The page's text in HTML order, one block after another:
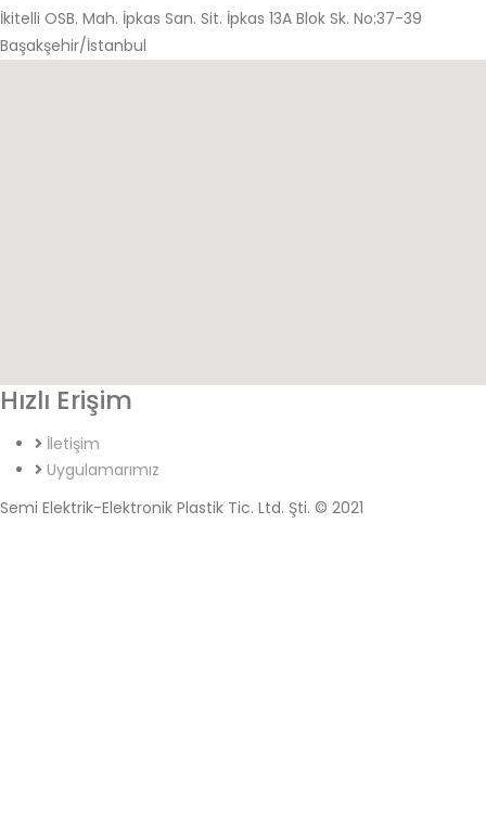
İkitelli OSB. Mah. İpkas San. Sit. İpkas 13A Blok Sk. No:37-39
Başakşehir/İstanbul
Hızlı Erişim
İletişim
Uygulamarımız
Semi Elektrik-Elektronik Plastik Tic. Ltd. Şti. © 2021